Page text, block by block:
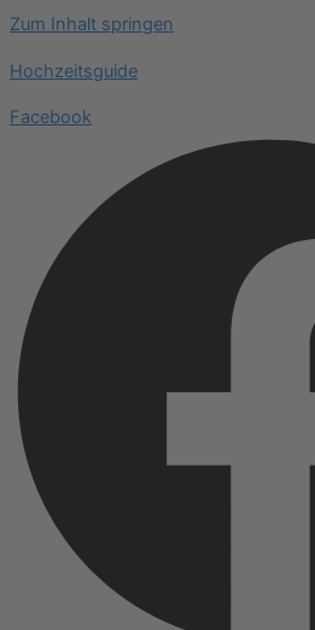
Zum Inhalt springen
Hochzeitsguide
Facebook